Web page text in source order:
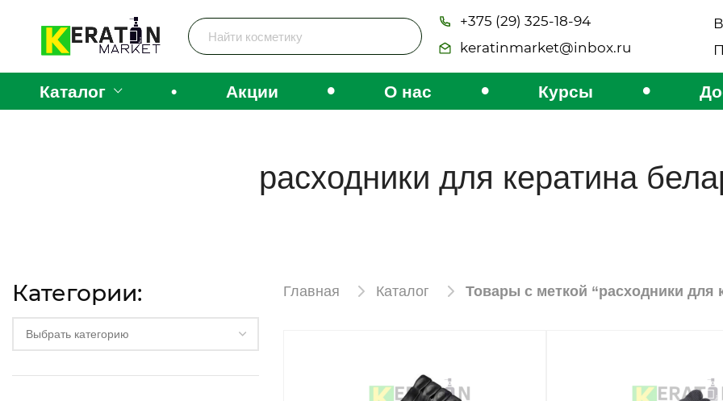
+375 (29) 325-18-94
keratinmarket@inbox.ru
Каталог • Акции • О нас • Курсы •
расходники для кератина
Категории:
Выбрать категорию
Главная Каталог Товары с меткой “расходники для